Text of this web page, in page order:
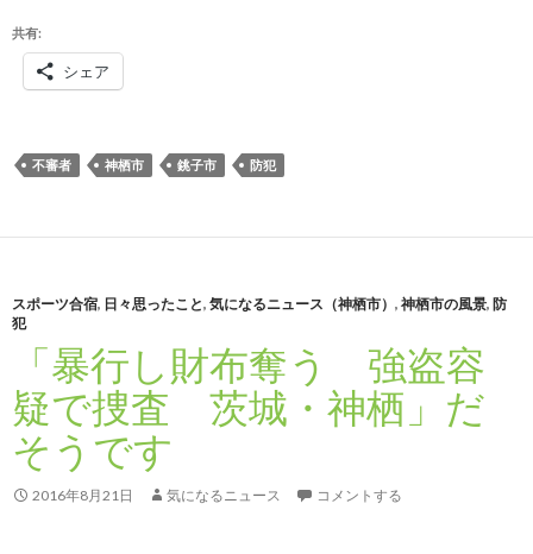
共有:
シェア
不審者 神栖市 銚子市 防犯
スポーツ合宿, 日々思ったこと, 気になるニュース（神栖市） , 神栖市の風景, 防
犯
「暴行し財布奪う 強盗容
疑で捜査 茨城・神栖」だ
そうです
2016年8月21日 気になるニュース コメントする